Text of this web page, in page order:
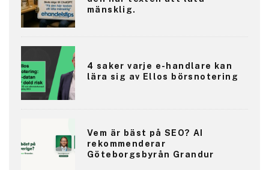
mänsklig.
4 saker varje e-handlare kan
lära sig av Ellos börsnotering
Vem är bäst på SEO? AI
rekommenderar
Göteborgsbyrån Grandur